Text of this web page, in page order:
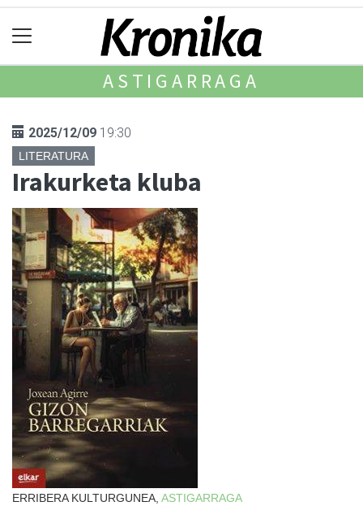
ASTIGARRAGA
2025/12/09 19:30
LITERATURA
Irakurketa kluba
ERRIBERA KULTURGUNEA, ASTIGARRAGA